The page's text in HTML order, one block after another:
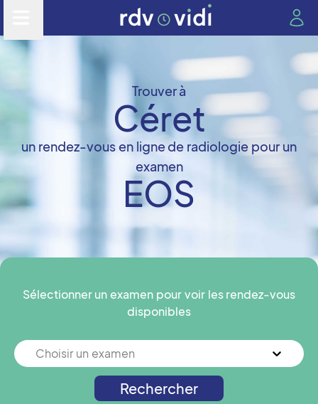
Trouver à
Céret
un rendez-vous en ligne de radiologie pour un
examen
EOS
Sélectionner un examen pour voir les rendez-vous
disponibles
Choisir un examen
Rechercher